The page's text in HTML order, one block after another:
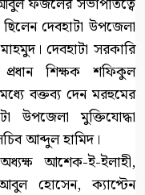
দেবহাটা উপজেলা
দেবহাটা সরকারি
প্রধান শিক্ষক শফিকুল
বক্তব্য দেন মরহুমের
উপজেলা মুক্তিযোদ্ধা
আব্দুল হামিদ।
আশেক-ই-ইলাহী,
হোসেন, ক্যাপ্টেন